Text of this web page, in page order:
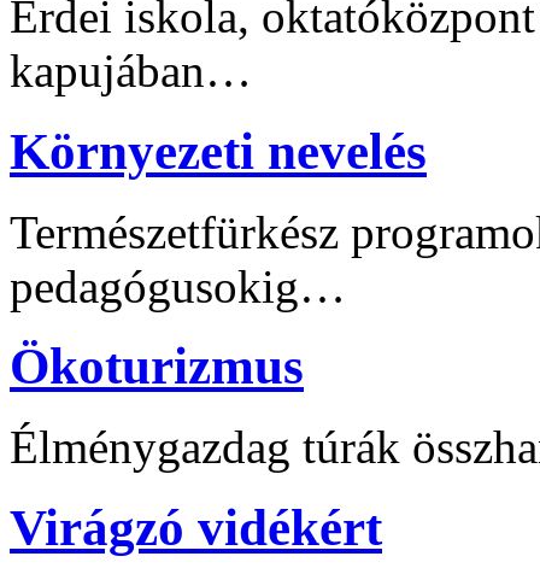
Erdei iskola,
kapujában…
Környezeti nevelés
Természetfürkész
pedagógusokig…
Ökoturizmus
Élménygazdag túrák
Virágzó vidékért